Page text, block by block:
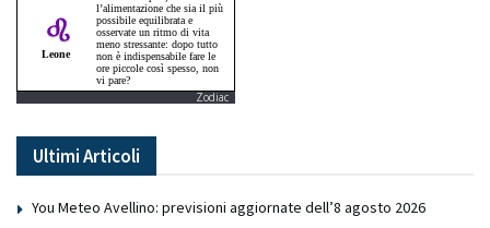
Zodiac
Ultimi Articoli
You Meteo Avellino: previsioni aggiornate dell’8 agosto 2026